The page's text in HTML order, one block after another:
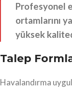
Profesyonel
ortamlarını
yüksek
Talep
Havalandırma